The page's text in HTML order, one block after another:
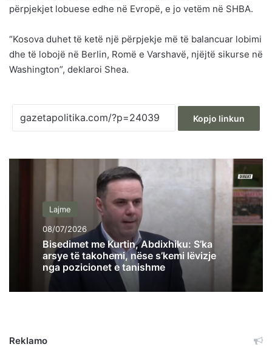
përpjekjet lobuese edhe në Evropë, e jo vetëm në SHBA.
“Kosova duhet të ketë një përpjekje më të balancuar lobimi
dhe të lobojë në Berlin, Romë e Varshavë, njëjtë sikurse në
Washington”, deklaroi Shea.
Kopjo linkun
Lajme
08/07/2026
Bisedimet me Kurtin, Abdixhiku: S’ka
arsye të takohemi, nëse s’kemi lëvizje
nga pozicionet e tanishme
Reklamo